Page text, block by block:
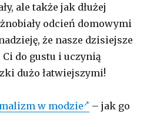
ale także jak dłużej
odcień domowymi
że nasze dzisiejsze
do gustu i uczynią
dużo łatwiejszymi!
w modzie
– jak go